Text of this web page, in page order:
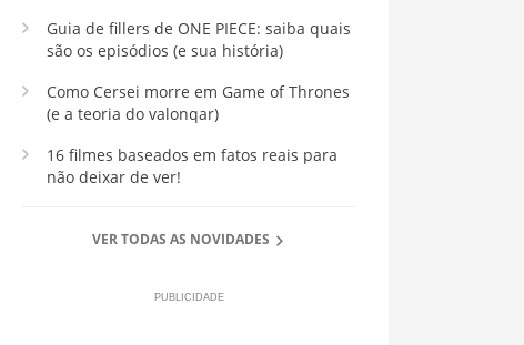
Guia de fillers de ONE PIECE: saiba quais
são os episódios (e sua história)
Como Cersei morre em Game of Thrones
(e a teoria do valonqar)
16 filmes baseados em fatos reais para
não deixar de ver!
VER TODAS AS NOVIDADES